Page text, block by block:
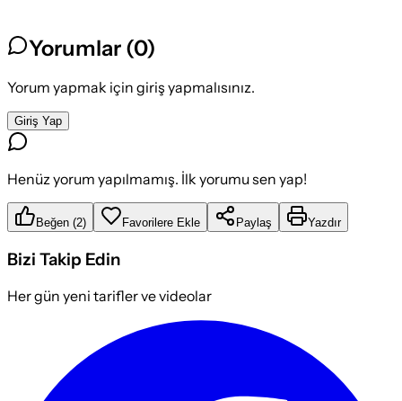
Yorumlar (0)
Yorum yapmak için giriş yapmalısınız.
Giriş Yap
Henüz yorum yapılmamış. İlk yorumu sen yap!
Beğen (2) Favorilere Ekle Paylaş Yazdır
Bizi Takip Edin
Her gün yeni tarifler ve videolar